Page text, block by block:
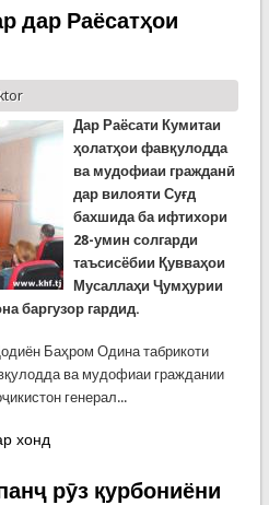
дар Раёсатҳои
Дар Раёсати Кумитаи
ҳолатҳои фавқулодда
ва мудофиаи гражданӣ
дар вилояти Суғд
бахшида ба ифтихори
28-умин солгарди
таъсисёбии Қувваҳои
Мусаллаҳи Ҷумҳурии
баргузор гардид.
Баҳром Одина табрикоти
ва мудофиаи граждании
генерал...
умин солгарди Қувваҳои
хонд
рӯз қурбониёни